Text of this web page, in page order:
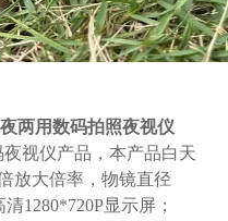
两用数码拍照夜视仪
视仪产品，本产品白天
放大倍率，物镜直径
1280*720P显示屏；